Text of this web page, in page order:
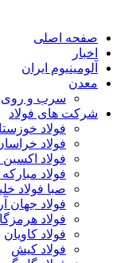
صفحه اصلی
اخبار
آلومینیوم ایران
معدن
سرب و روی
شرکت های فولاد
فولاد
فولاد
فولاد
فولاد
صبا فولاد
فولاد جهان آرا
فولاد
فولاد کاویان
فولاد کیش